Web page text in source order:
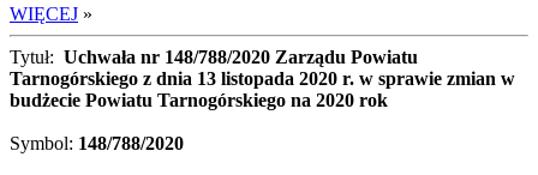
WIĘCEJ »
Tytuł: Uchwała nr 148/788/2020 Zarządu Powiatu
Tarnogórskiego z dnia 13 listopada 2020 r. w sprawie zmian w
budżecie Powiatu Tarnogórskiego na 2020 rok
Symbol: 148/788/2020